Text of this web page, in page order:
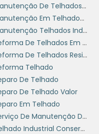
ser realizado em
garantir um
etapa inclui a
do telhado, onde
verifica todas as
o que precisa ser
para evitar
e para definir um
a escolha dos
Manutenção De Telhados Industriais Sp
Manutenção Em Telhados Industriais
Manutenção Telhados Industriais
Reforma De Telhados Em Sp
Reforma De Telhados Residenciais
Telhado
De Telhado
De Telhado Valor
Em Telhado
Serviço De Manutenção De Telhado
Telhado Industrial Conserto